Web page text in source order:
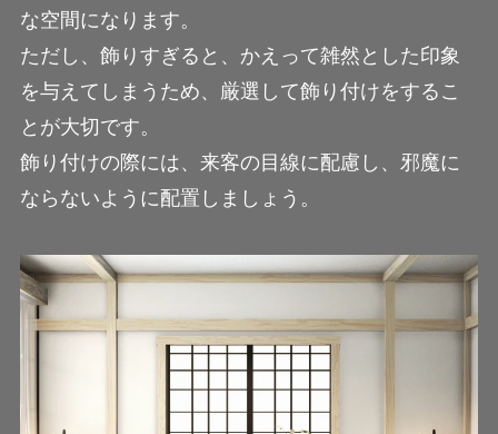
な空間になります。
ただし、飾りすぎると、かえって雑然とした印象
を与えてしまうため、厳選して飾り付けをするこ
とが大切です。
飾り付けの際には、来客の目線に配慮し、邪魔に
ならないように配置しましょう。